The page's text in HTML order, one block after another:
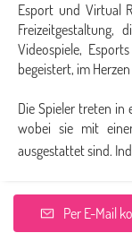
Esport und Virtual
Videospiele,
begeistert, im
Die Spieler treten in
wobei sie mit
ausgestattet sind.
Per E-Mail